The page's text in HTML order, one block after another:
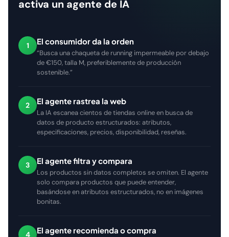
activa un agente de IA
1 El consumidor da la orden
“Busca una chaqueta de running impermeable por debajo
de €150, talla M, preferiblemente de producción
sostenible.”
2 El agente rastrea la web
La IA escanea cientos de tiendas online en busca de
datos de producto estructurados: atributos,
especificaciones, precios, disponibilidad, reseñas.
3 El agente filtra y compara
Los productos sin datos completos se omiten. El agente
solo compara productos que puede entender,
basándose en atributos estructurados, no en imágenes
bonitas.
4 El agente recomienda o compra